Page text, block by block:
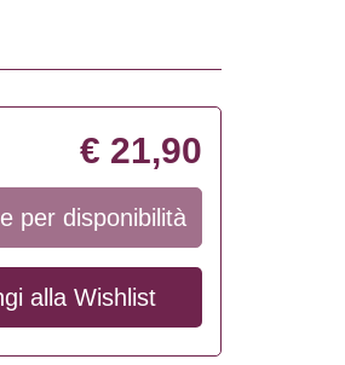
€ 21,90
per disponibilità
alla Wishlist